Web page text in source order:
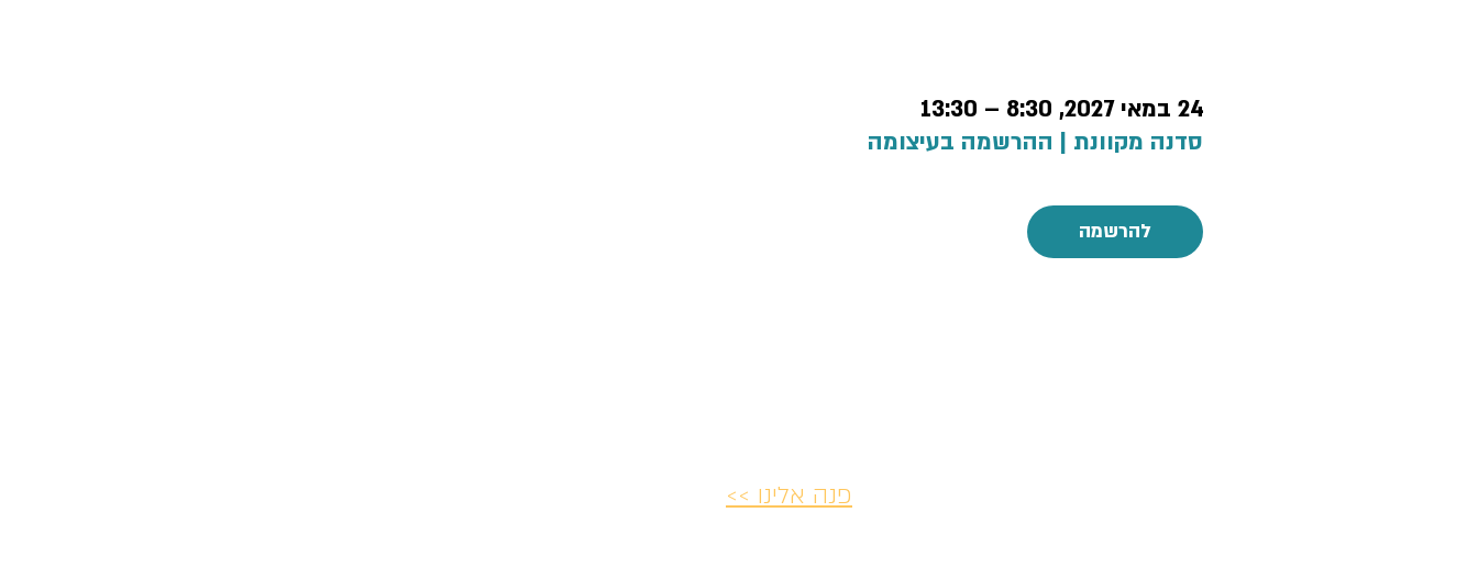
24 במאי 2027, 8:30 – 13:30
סדנה מקוונת | ההרשמה בעיצומה
להרשמה
פנה אלינו >>